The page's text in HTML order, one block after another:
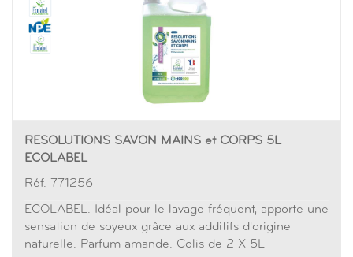
RESOLUTIONS SAVON MAINS et CORPS 5L
ECOLABEL
Réf. 771256
ECOLABEL. Idéal pour le lavage fréquent, apporte une
sensation de soyeux grâce aux additifs d'origine
naturelle. Parfum amande. Colis de 2 X 5L